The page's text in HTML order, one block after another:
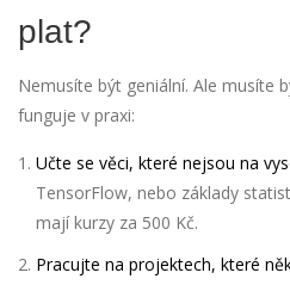
plat?
Nemusíte být geniální. Ale musíte
funguje v praxi:
Učte se věci, které nejsou na
TensorFlow, nebo základy
mají kurzy za 500 Kč.
Pracujte na projektech, které